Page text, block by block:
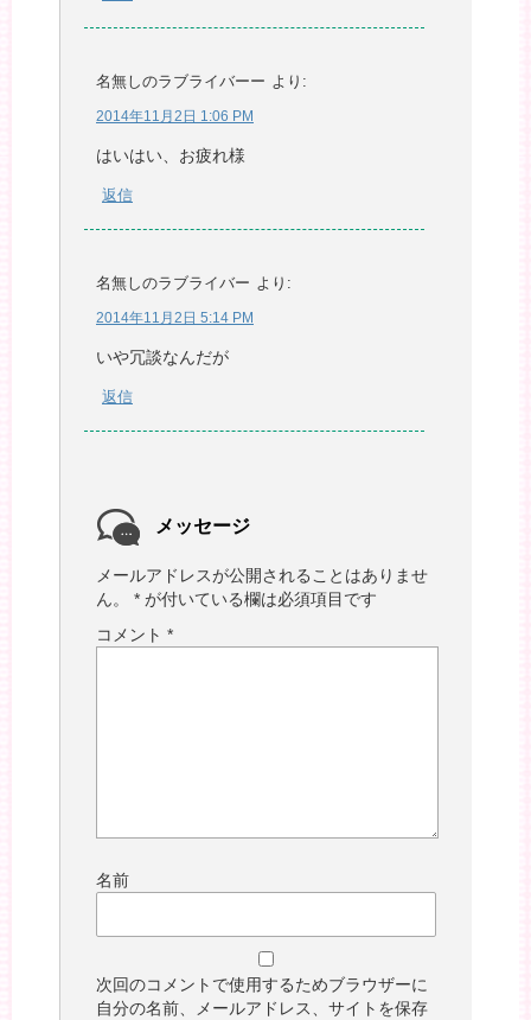
名無しのラブライバーー より:
2014年11月2日 1:06 PM
はいはい、お疲れ様
返信
名無しのラブライバー より:
2014年11月2日 5:14 PM
いや冗談なんだが
返信
メッセージ
メールアドレスが公開されることはありませ
ん。
* が付いている欄は必須項目です
コメント *
名前
次回のコメントで使用するためブラウザーに
自分の名前、メールアドレス、サイトを保存